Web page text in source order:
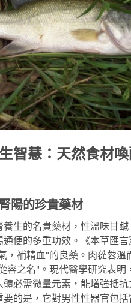
智慧：天然食材
陽的珍貴藥材
養生的名貴藥材，性溫味甘鹹
通便的多重功效。《本草匯
，補精血"的良藥。肉蓯蓉溫
容之名"。現代醫學研究表明
體必需微量元素，能增強抵
要的是，它對男性性器官包括